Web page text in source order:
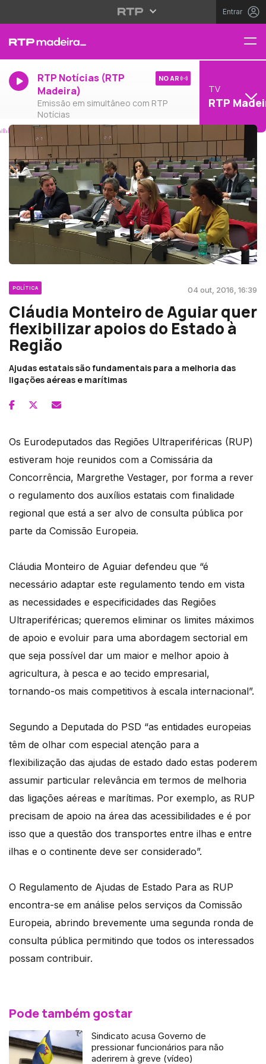
Entrar
RTP Notícias (RTP
Madeira)
Emissão em simultâneo com RTP
Notícias
NO AR
TV
RTP
POLÍTICA 04 out, 2016, 16:39
Cláudia Monteiro de Aguiar quer
flexibilizar apoios do Estado à
Região
Ajudas estatais são fundamentais para a melhoria das
ligações aéreas e marítimas
Os Eurodeputados das Regiões Ultraperiféricas (RUP)
estiveram hoje reunidos com a Comissária da
Concorrência, Margrethe Vestager, por forma a rever
o regulamento dos auxílios estatais com finalidade
regional que está a ser alvo de consulta pública por
parte da Comissão Europeia.
Cláudia Monteiro de Aguiar defendeu que “é
necessário adaptar este regulamento tendo em vista
as necessidades e especificidades das Regiões
Ultraperiféricas; queremos eliminar os limites máximos
de apoio e evoluir para uma abordagem sectorial em
que seja possível dar um maior e melhor apoio à
agricultura, à pesca e ao tecido empresarial,
tornando-os mais competitivos à escala internacional”.
Segundo a Deputada do PSD “as entidades europeias
têm de olhar com especial atenção para a
flexibilização das ajudas de estado dado estas poderem
assumir particular relevância em termos de melhoria
das ligações aéreas e marítimas. Por exemplo, as RUP
precisam de apoio na área das acessibilidades e é por
isso que a questão dos transportes entre ilhas e entre
ilhas e o continente deve ser considerado”.
O Regulamento de Ajudas de Estado Para as RUP
encontra-se em análise pelos serviços da Comissão
Europeia, abrindo brevemente uma segunda ronda de
consulta pública permitindo que todos os interessados
possam contribuir.
Pode também gostar
Sindicato acusa Governo de
pressionar funcionários para não
aderirem à greve (vídeo)